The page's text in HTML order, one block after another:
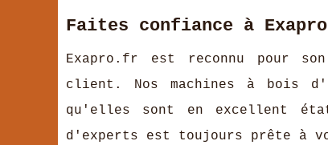
Faites confiance à
Exapro.fr est reconnu pour
client. Nos machines à bois
qu'elles sont en excellent
d'experts est toujours prête à